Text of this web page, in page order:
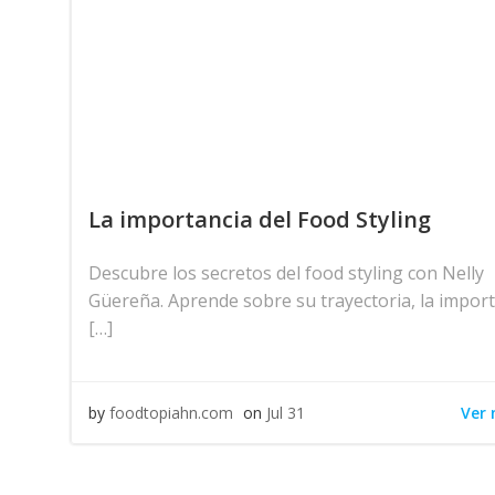
La importancia del Food Styling
Descubre los secretos del food styling con Nelly
Güereña. Aprende sobre su trayectoria, la
[…]
by foodtopiahn.com on Jul 31 Ver